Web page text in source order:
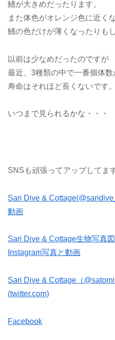
鰭が大きめだったります。
また体色がオレンジ色に近く
鰭の色だけが薄くなったりもし
以前は少なめだったのですが
最近、3種類の中で一番個体
寿命はそれほど長くないです。
いつまで見られるかな・・・
SNSも頑張ってアップしてま
Sari Dive &
動画
Sari Dive & Cottage生物写真
Instagram写真と動画
Sari Dive & Cottage（
(twitter.com)
Facebook